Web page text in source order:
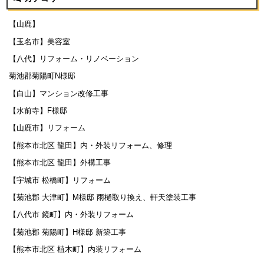
【山鹿】
【玉名市】美容室
【八代】リフォーム・リノベーション
菊池郡菊陽町N様邸
【白山】マンション改修工事
【水前寺】F様邸
【山鹿市】リフォーム
【熊本市北区 龍田】内・外装リフォーム、修理
【熊本市北区 龍田】外構工事
【宇城市 松橋町】リフォーム
【菊池郡 大津町】M様邸 雨樋取り換え、軒天塗装工事
【八代市 鏡町】内・外装リフォーム
【菊池郡 菊陽町】H様邸 新築工事
【熊本市北区 植木町】内装リフォーム